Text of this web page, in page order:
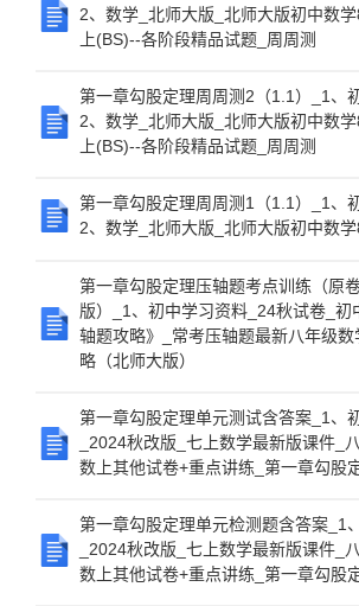
2、数学_北师大版_北师大版初中数
上(BS)--各阶段精品试题_周周测
第一章勾股定理周周测2（1.1）_1、
2、数学_北师大版_北师大版初中数
上(BS)--各阶段精品试题_周周测
第一章勾股定理周周测1（1.1）_1、
2、数学_北师大版_北师大版初中数
第一章勾股定理压轴题考点训练（原
版）_1、初中学习资料_24秋试卷_初
轴题攻略》_常考压轴题最新八年级
略（北师大版）
第一章勾股定理单元测试含答案_1、
_2024秋改版_七上数学最新版课件_
数上其他试卷+重点讲练_第一章勾股
第一章勾股定理单元检测题含答案_1
_2024秋改版_七上数学最新版课件_
数上其他试卷+重点讲练_第一章勾股